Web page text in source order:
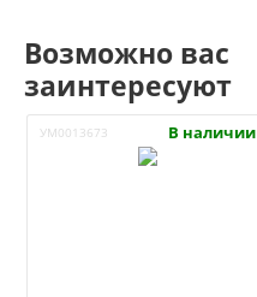
Возможно вас
заинтересуют
УМ0013673 В наличии